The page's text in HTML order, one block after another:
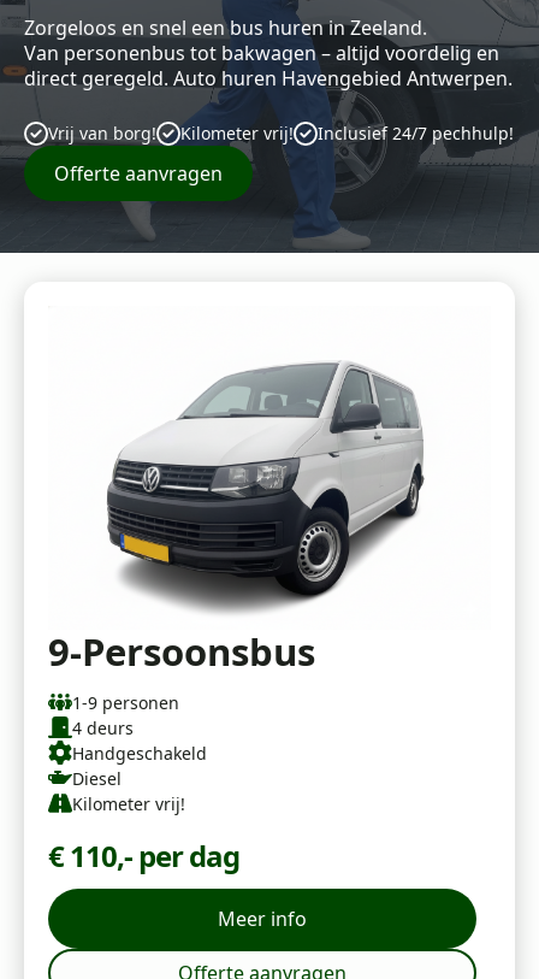
Zorgeloos en snel een bus huren in Zeeland.
Van personenbus tot bakwagen – altijd voordelig en
direct geregeld. Auto huren Havengebied Antwerpen.
Vrij van borg! Kilometer vrij! Inclusief 24/7 pechhulp!
Offerte aanvragen
9-Persoonsbus
1-9 personen
4 deurs
Handgeschakeld
Diesel
Kilometer vrij!
€ 110,- per dag
Meer info
Offerte aanvragen